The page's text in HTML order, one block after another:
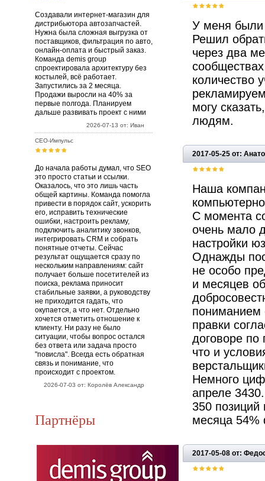
Создавали интернет-магазин для
дистрибьютора автозапчастей.
Нужна была сложная выгрузка от
поставщиков, фильтрация по авто,
онлайн-оплата и быстрый заказ.
Команда demis group
спроектировала архитектуру без
костылей, всё работает.
Запустились за 2 месяца.
Продажи выросли на 40% за
первые полгода. Планируем
дальше развивать проект с ними
2026-07-13 от: Иван
СЕО-Импульс
До начала работы думал, что SEO
это просто статьи и ссылки.
Оказалось, что это лишь часть
общей картины. Команда помогла
привести в порядок сайт, ускорить
его, исправить технические
ошибки, настроить рекламу,
подключить аналитику звонков,
интегрировать CRM и собрать
понятные отчеты. Сейчас
результат ощущается сразу по
нескольким направлениям: сайт
получает больше посетителей из
поиска, реклама приносит
стабильные заявки, а руководству
не приходится гадать, что
окупается, а что нет. Отдельно
хочется отметить отношение к
клиенту. Ни разу не было
ситуации, чтобы вопрос остался
без ответа или задача просто
"повисла". Всегда есть обратная
связь и понимание, что
происходит с проектом.
2026-07-03 от: Королёв Александр
Партнёры
У меня были
Решил
через два
количество
могу
людям.
2017-05-25 от:
Наша
С момента
очень мало
настройки
Однажды
не особо
и месяцев
пониманием
правки
договоре
что и
Немного
апреле
350 позиций
месяца
2017-05-08 от: